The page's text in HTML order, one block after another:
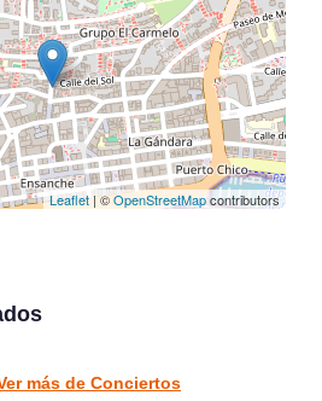
Leaflet| ©OpenStreetMapcontributors
más de Conciertos